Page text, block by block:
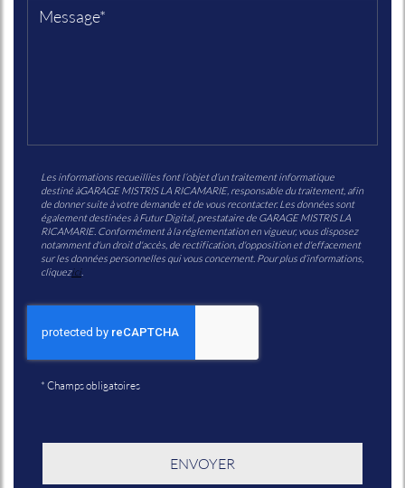
Les informations recueillies font l’objet d’un traitement informatique
destiné àGARAGE MISTRIS LA RICAMARIE, responsable du traitement, afin
de donner suite à votre demande et de vous recontacter. Les données sont
également destinées à Futur Digital, prestataire de GARAGE MISTRIS LA
RICAMARIE. Conformément à la réglementation en vigueur, vous disposez
notamment d'un droit d'accès, de rectification, d'opposition et d'effacement
sur les données personnelles qui vous concernent. Pour plus d’informations,
cliquezici.
* Champs obligatoires